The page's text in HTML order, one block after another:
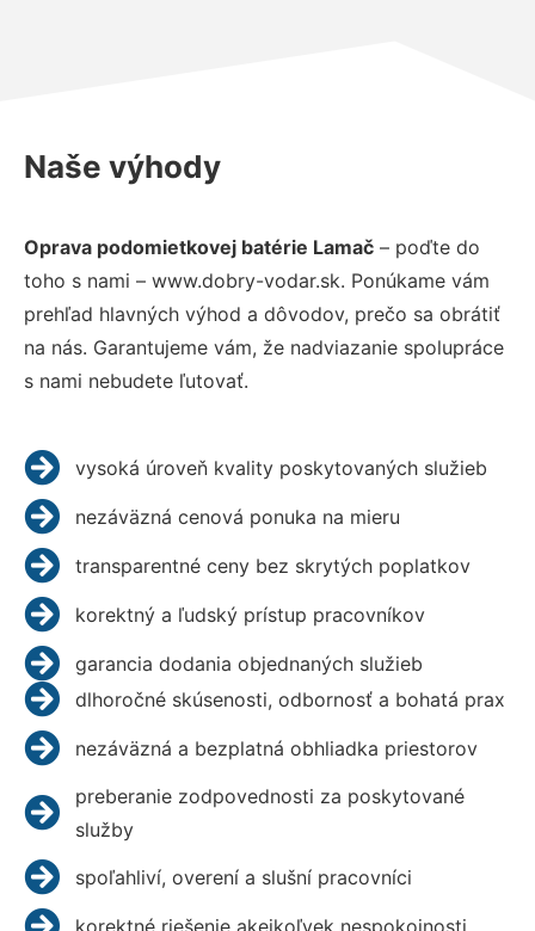
Naše výhody
Oprava podomietkovej batérie Lamač – poďte do
toho s nami – www.dobry-vodar.sk. Ponúkame vám
prehľad hlavných výhod a dôvodov, prečo sa obrátiť
na nás. Garantujeme vám, že nadviazanie spolupráce
s nami nebudete ľutovať.
vysoká úroveň kvality poskytovaných služieb
nezáväzná cenová ponuka na mieru
transparentné ceny bez skrytých poplatkov
korektný a ľudský prístup pracovníkov
garancia dodania objednaných služieb
dlhoročné skúsenosti, odbornosť a bohatá prax
nezáväzná a bezplatná obhliadka priestorov
preberanie zodpovednosti za poskytované
služby
spoľahliví, overení a slušní pracovníci
korektné riešenie akejkoľvek nespokojnosti